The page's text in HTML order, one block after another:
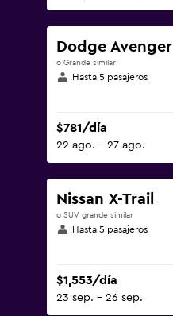
Dodge Avenger
o Grande similar
Hasta 5 pasajeros
$781/día
22 ago. - 27 ago.
Nissan X-Trail
o SUV grande similar
Hasta 5 pasajeros
$1,553/día
23 sep. - 26 sep.